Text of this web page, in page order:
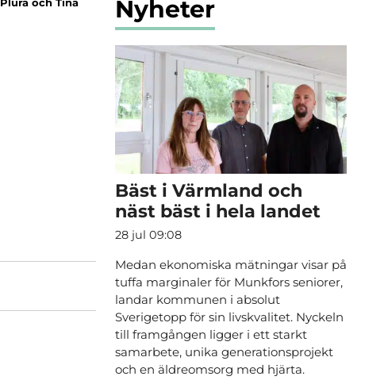
Nyheter
Bäst i Värmland och
näst bäst i hela landet
28 jul 09:08
Medan ekonomiska mätningar visar på
tuffa marginaler för Munkfors seniorer,
landar kommunen i absolut
Sverigetopp för sin livskvalitet. Nyckeln
till framgången ligger i ett starkt
samarbete, unika generationsprojekt
och en äldreomsorg med hjärta.